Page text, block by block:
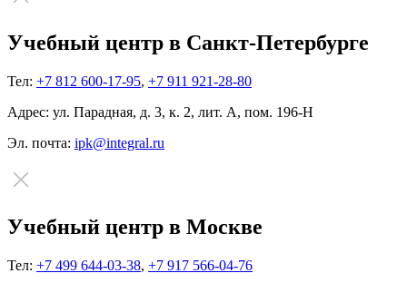
Учебный центр в Санкт-Петербурге
Тел: +7 812 600-17-95, +7 911 921-28-80
Адрес: ул. Парадная, д. 3, к. 2, лит. А, пом. 196-Н
Эл. почта: ipk@integral.ru
Учебный центр в Москве
Тел: +7 499 644-03-38, +7 917 566-04-76